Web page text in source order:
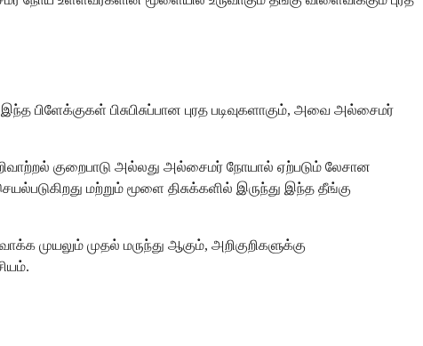
பிசுபிசுப்பான புரத படிவுகளாகும், அவை அல்சைமர்
குறைபாடு அல்லது அல்சைமர் நோயால் ஏற்படும் லேசான
மற்றும் மூளை திசுக்களில் இருந்து இந்த தீங்கு
முயலும் முதல் மருந்து ஆகும், அறிகுறிகளுக்கு